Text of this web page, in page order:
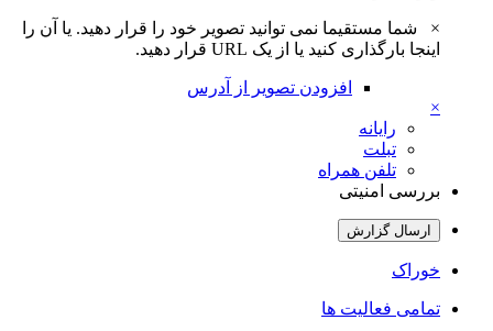
×
شما مستقیما نمی توانید تصویر خود را قرار دهید. یا آن را
اینجا بارگذاری کنید یا از یک URL قرار دهید.
افزودن تصویر از آدرس
×
رایانه
تبلت
تلفن همراه
بررسی امنیتی
ارسال گزارش
خوراک
تمامی فعالیت ها